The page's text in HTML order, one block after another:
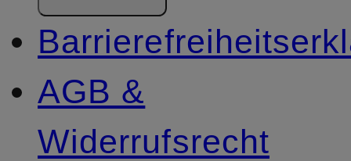
AGB &
Widerrufsrecht